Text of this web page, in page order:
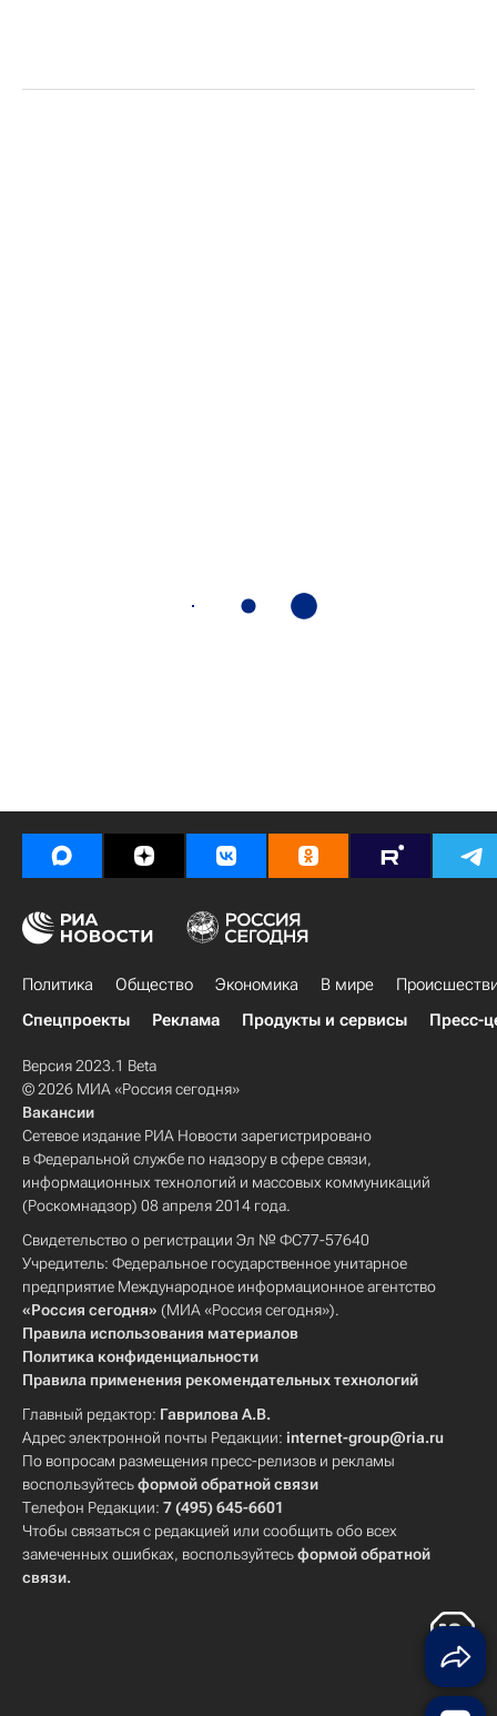
Политика Общество Экономика В мире
Спецпроекты
Реклама Продукты и сервисы Пресс-
Версия 2023.1 Beta
© 2026 МИА «Россия сегодня»
Вакансии
Сетевое издание РИА Новости зарегистрировано
в Федеральной службе по надзору в сфере связи,
информационных технологий и массовых коммуникаций
(Роскомнадзор) 08 апреля 2014 года.
Свидетельство о регистрации Эл № ФС77-57640
Учредитель: Федеральное государственное унитарное
предприятие Международное информационное агентство
«Россия сегодня» (МИА «Россия сегодня»).
Правила использования материалов
Политика конфиденциальности
Правила применения рекомендательных технологий
Главный редактор: Гаврилова А.В.
Адрес электронной почты Редакции: internet-group@ria.ru
По вопросам размещения пресс-релизов и рекламы
воспользуйтесьформой обратной связи
Телефон Редакции: 7 (495) 645-6601
Чтобы связаться с редакцией или сообщить обо всех
замеченных ошибках, воспользуйтесьформой обратной
связи.